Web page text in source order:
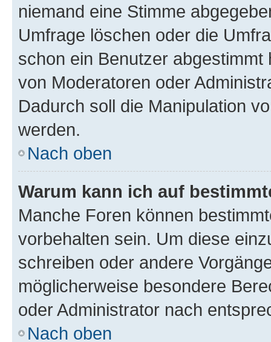
niemand eine Stimme
Umfrage löschen oder die
schon ein Benutzer
von Moderatoren oder
Dadurch soll die Manipulation
werden.
Nach oben
Warum kann ich auf
Manche Foren können
vorbehalten sein. Um diese
schreiben oder andere
möglicherweise besondere
oder Administrator nach
Nach oben